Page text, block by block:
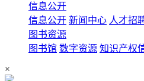
信息公开
信息公开 新闻中心 人才招
图书资源
图书馆 数字资源 知识产权
×